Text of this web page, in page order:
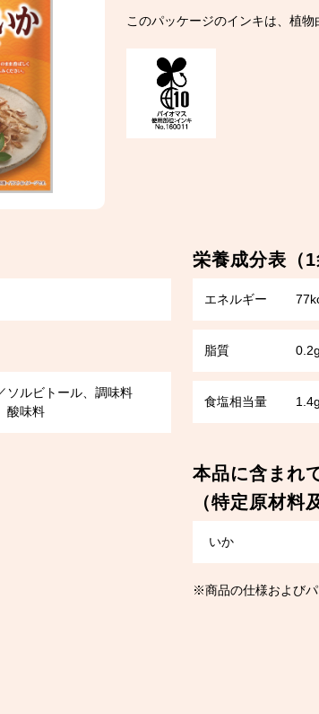
このパッケージのインキは、植物
ソルビトール、調味料
酸味料
栄養成分表（1
エネルギー
脂質 0.2g
食塩相当量 1.4g
本品に含まれ
（特定原材料
いか
※商品の仕様および